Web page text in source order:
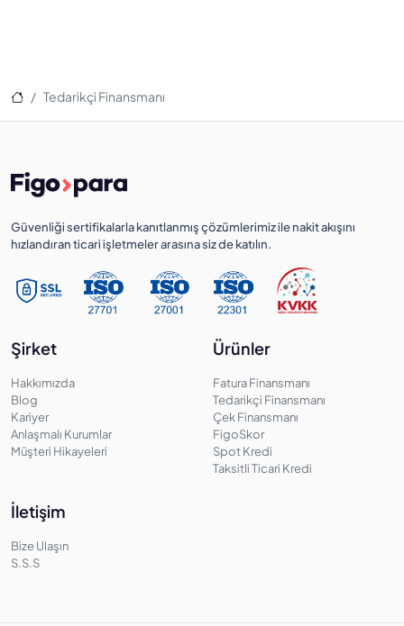
Ana Sayfa
Tedarikçi Finansmanı
Güvenliği sertifikalarla kanıtlanmış çözümlerimiz ile nakit akışını
hızlandıran ticari işletmeler arasına siz de katılın.
Şirket
Hakkımızda
Blog
Kariyer
Anlaşmalı Kurumlar
Müşteri Hikayeleri
Ürünler
Fatura Finansmanı
Tedarikçi Finansmanı
Çek Finansmanı
FigoSkor
Spot Kredi
Taksitli Ticari Kredi
İletişim
Bize Ulaşın
S.S.S